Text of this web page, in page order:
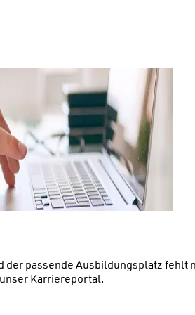
der passende Ausbildungsplatz fehlt
Karriereportal.